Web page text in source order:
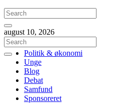
august 10, 2026
Politik & økonomi
Unge
Blog
Debat
Samfund
Sponsoreret